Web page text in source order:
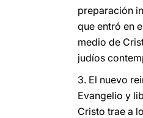
preparación
que entró en
medio de
judíos
3. El nuevo
Evangelio y
Cristo trae a